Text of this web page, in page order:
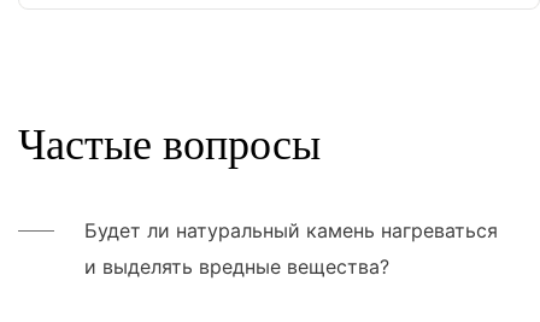
Частые вопросы
Будет ли натуральный камень нагреваться
и выделять вредные вещества?